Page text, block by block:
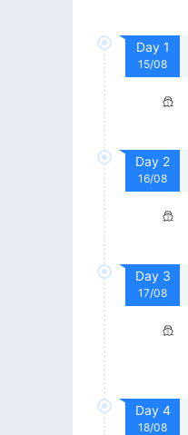
Day 1
15/08
Day 2
16/08
Day 3
17/08
Day 4
18/08